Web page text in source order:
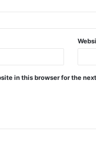
in this browser for the